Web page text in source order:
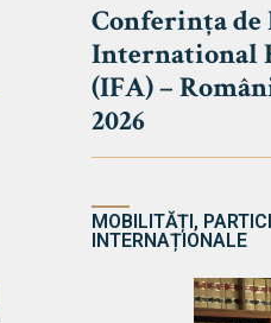
Facultății
& Reviste
Conferința de
International
(IFA) –
2026
MOBILITĂȚI,
INTERNAȚIONALE